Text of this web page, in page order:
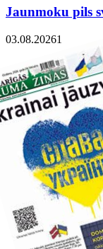
Jaunmoku pils
03.08.20261